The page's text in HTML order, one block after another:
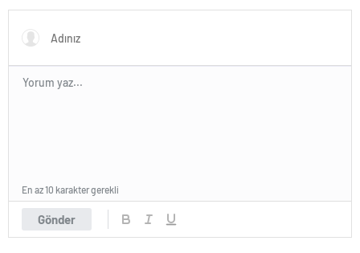
tek maç satın alma nasıl
yapılır?
Gönder
En az 10 karakter gerekli